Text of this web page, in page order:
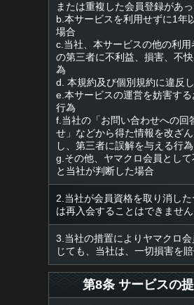
または重複した会員登録があ
b.本サービスを利用せずに1年
場合
c.当社、本サービスの他の利
の第三者に不利益、損害、不
為
d. 本規約及び個別規約に違反
e.本サービスの運営を妨害する
行為
f.当社の「お問い合わせへの回
せ」などから得た情報を改ざ
し、第三者に誤解を与える行為
g.その他、ヤマクロ会員として
と当社が判断した場合
2.当社が会員資格を取り消し
は再入会することはできません
3.当社の措置によりヤマクロ
じても、当社は、一切損害を賠
第8条 サービスの